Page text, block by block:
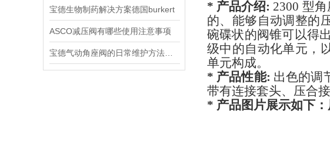
宝德生物制药解决方案德国burkert
ASCO减压阀有哪些使用注意事项
* 产品介绍: 2300 型
的、能够自动调整的
碗碟状的阀锥可以得
级中的自动化单元，
单元构成。
* 产品性能: 出色的调
带有连接套头、压合
* 产品图片展示如下 ：